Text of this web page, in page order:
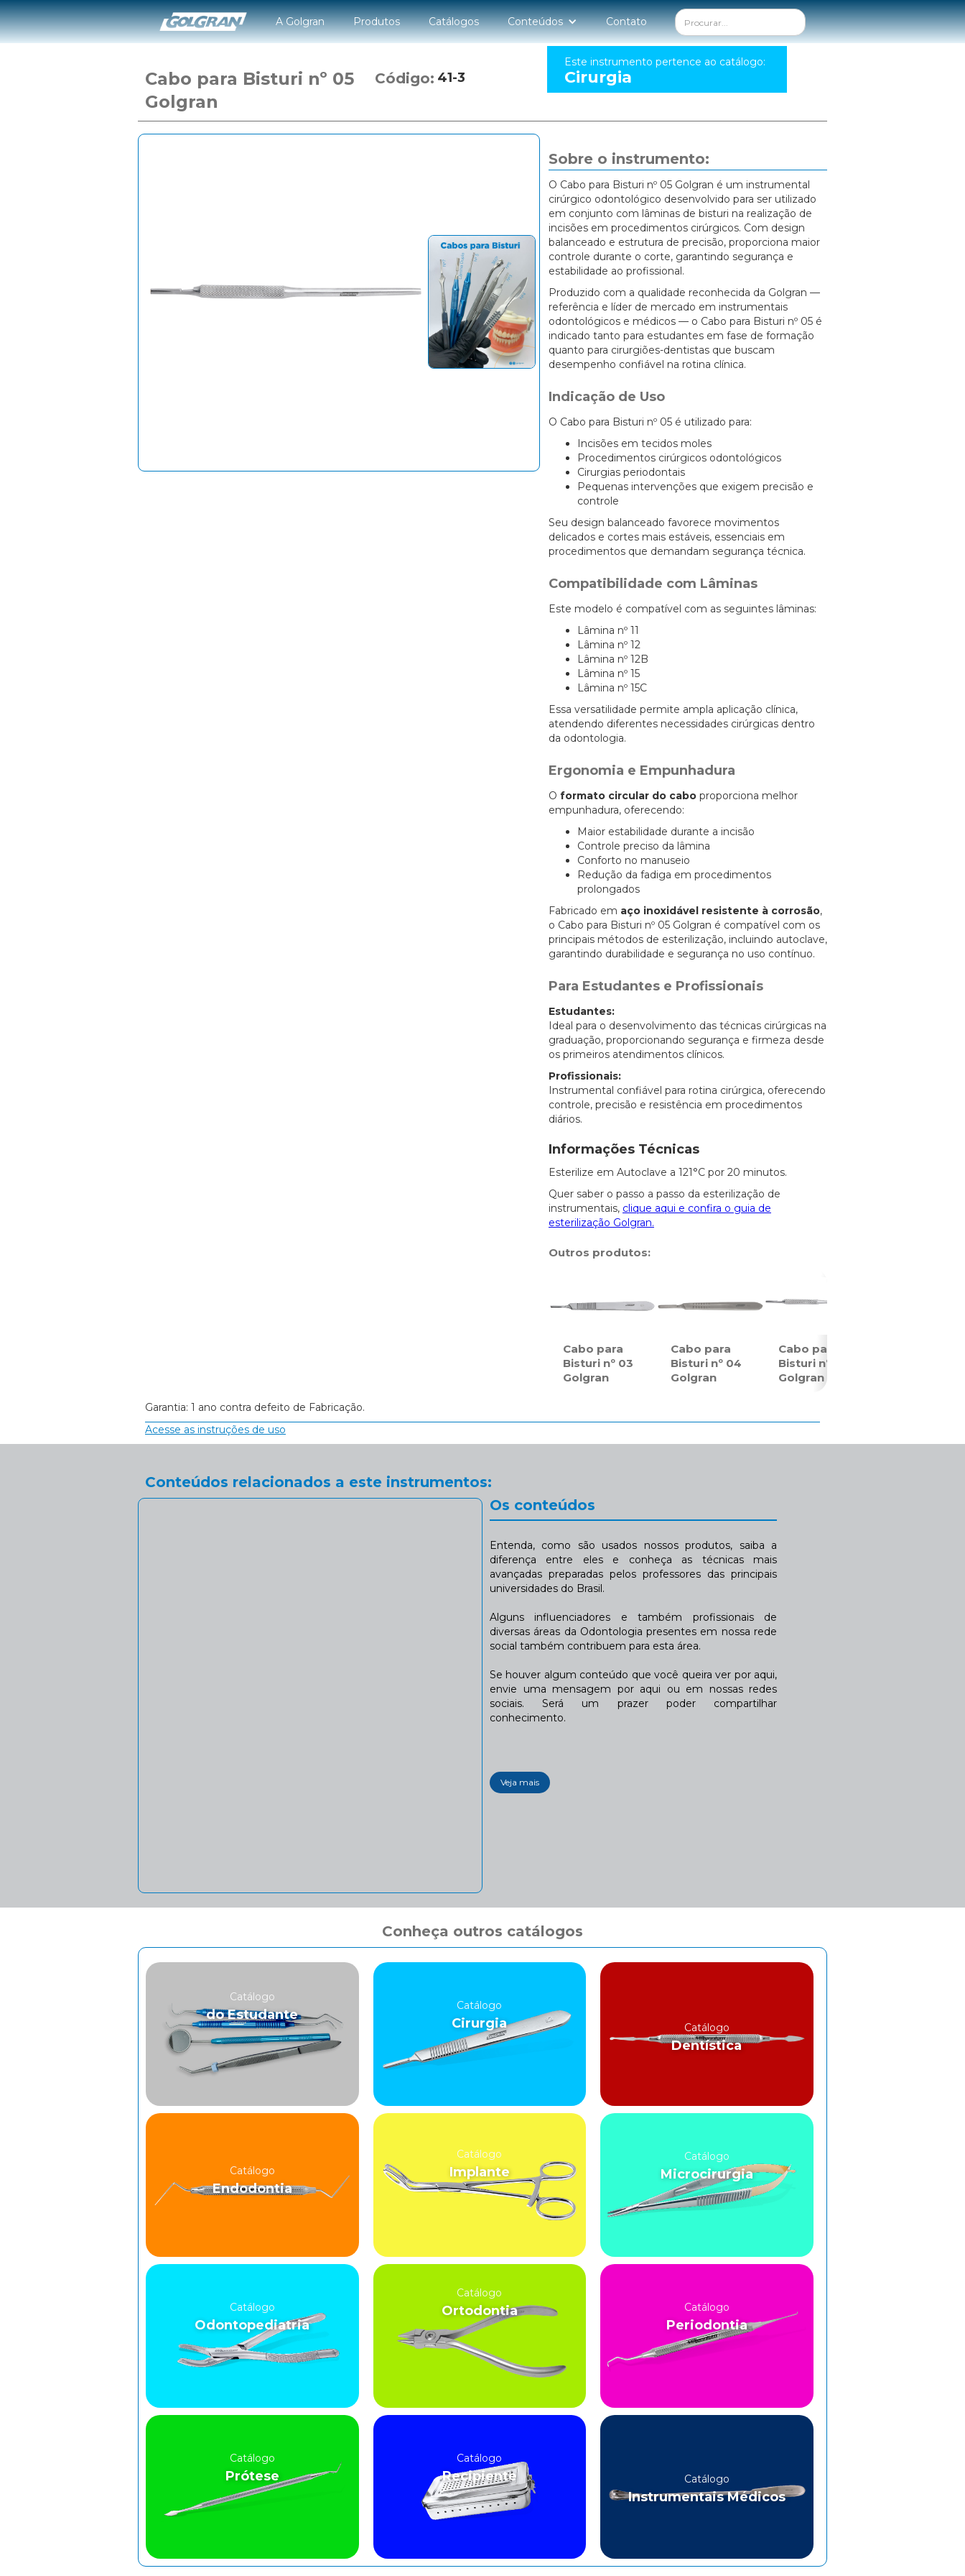
A Golgran Produtos Catálogos Conteúdos Contato
Cabo para Bisturi nº 05
Golgran
Código: 41-3
Este instrumento pertence ao catálogo:
Cirurgia
Sobre o instrumento:
O Cabo para Bisturi nº 05 Golgran é um instrumental
cirúrgico odontológico desenvolvido para ser utilizado
em conjunto com lâminas de bisturi na realização de
incisões em procedimentos cirúrgicos. Com design
balanceado e estrutura de precisão, proporciona maior
controle durante o corte, garantindo segurança e
estabilidade ao profissional.
Produzido com a qualidade reconhecida da Golgran —
referência e líder de mercado em instrumentais
odontológicos e médicos — o Cabo para Bisturi nº 05 é
indicado tanto para estudantes em fase de formação
quanto para cirurgiões-dentistas que buscam
desempenho confiável na rotina clínica.
Indicação de Uso
O Cabo para Bisturi nº 05 é utilizado para:
Incisões em tecidos moles
Procedimentos cirúrgicos odontológicos
Cirurgias periodontais
Pequenas intervenções que exigem precisão e
controle
Seu design balanceado favorece movimentos
delicados e cortes mais estáveis, essenciais em
procedimentos que demandam segurança técnica.
Compatibilidade com Lâminas
Este modelo é compatível com as seguintes lâminas:
Lâmina nº 11
Lâmina nº 12
Lâmina nº 12B
Lâmina nº 15
Lâmina nº 15C
Essa versatilidade permite ampla aplicação clínica,
atendendo diferentes necessidades cirúrgicas dentro
da odontologia.
Ergonomia e Empunhadura
O formato circular do caboproporciona melhor
empunhadura, oferecendo:
Maior estabilidade durante a incisão
Controle preciso da lâmina
Conforto no manuseio
Redução da fadiga em procedimentos
prolongados
Fabricado em aço inoxidável resistente à corrosão,
o Cabo para Bisturi nº 05 Golgran é compatível com os
principais métodos de esterilização, incluindo autoclave,
garantindo durabilidade e segurança no uso contínuo.
Para Estudantes e Profissionais
Estudantes:
Ideal para o desenvolvimento das técnicas cirúrgicas na
graduação, proporcionando segurança e firmeza desde
os primeiros atendimentos clínicos.
Profissionais:
Instrumental confiável para rotina cirúrgica, oferecendo
controle, precisão e resistência em procedimentos
diários.
Informações Técnicas
Esterilize em Autoclave a 121°C por 20 minutos.
Quer saber o passo a passo da esterilização de
instrumentais, clique aqui e confira o guia de
esterilização Golgran.
Outros produtos:
Cabo para
Bisturi nº 03
Golgran
Cabo para
Bisturi nº 04
Golgran
Cabo para
Bisturi nº 05
Golgran
Garantia: 1 ano contra defeito de Fabricação.
Acesse as instruções de uso
Conteúdos relacionados a este instrumentos:
Os conteúdos
Entenda, como são usados nossos produtos, saiba a
diferença entre eles e conheça as técnicas mais
avançadas preparadas pelos professores das principais
universidades do Brasil.
Alguns influenciadores e também profissionais de
diversas áreas da Odontologia presentes em nossa rede
social também contribuem para esta área.
Se houver algum conteúdo que você queira ver por aqui,
envie uma mensagem por aqui ou em nossas redes
sociais. Será um prazer poder compartilhar
conhecimento.
Veja mais
Conheça outros catálogos
Catálogo
do Estudante
Catálogo
Cirurgia Catálogo
Dentística
Catálogo
Endodontia
Catálogo
Implante
Catálogo
Microcirurgia
Catálogo
Odontopediatria
Catálogo
Ortodontia Catálogo
Periodontia
Catálogo
Prótese
Catálogo
Recipiente Catálogo
Instrumentais Médicos